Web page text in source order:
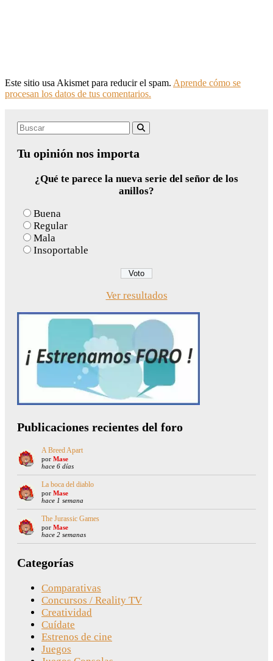
Este sitio usa Akismet para reducir el spam. Aprende cómo se
procesan los datos de tus comentarios.
Search
Tu opinión nos importa
¿Qué te parece la nueva serie del señor de los
anillos?
Buena
Regular
Mala
Insoportable
Ver resultados
Publicaciones recientes del foro
A Breed Apart
por Mase
hace 6 días
La boca del diablo
por Mase
hace 1 semana
The Jurassic Games
por Mase
hace 2 semanas
Categorías
Comparativas
Concursos / Reality TV
Creatividad
Cuídate
Estrenos de cine
Juegos